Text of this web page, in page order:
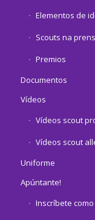
Elementos de
Scouts na
Premios
Documentos
Vídeos
Vídeos scout
Vídeos scout
Uniforme
Apúntante!
Inscríbete